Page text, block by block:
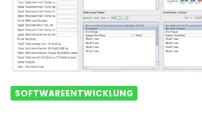
SOFTWAREENTWICKLUNG